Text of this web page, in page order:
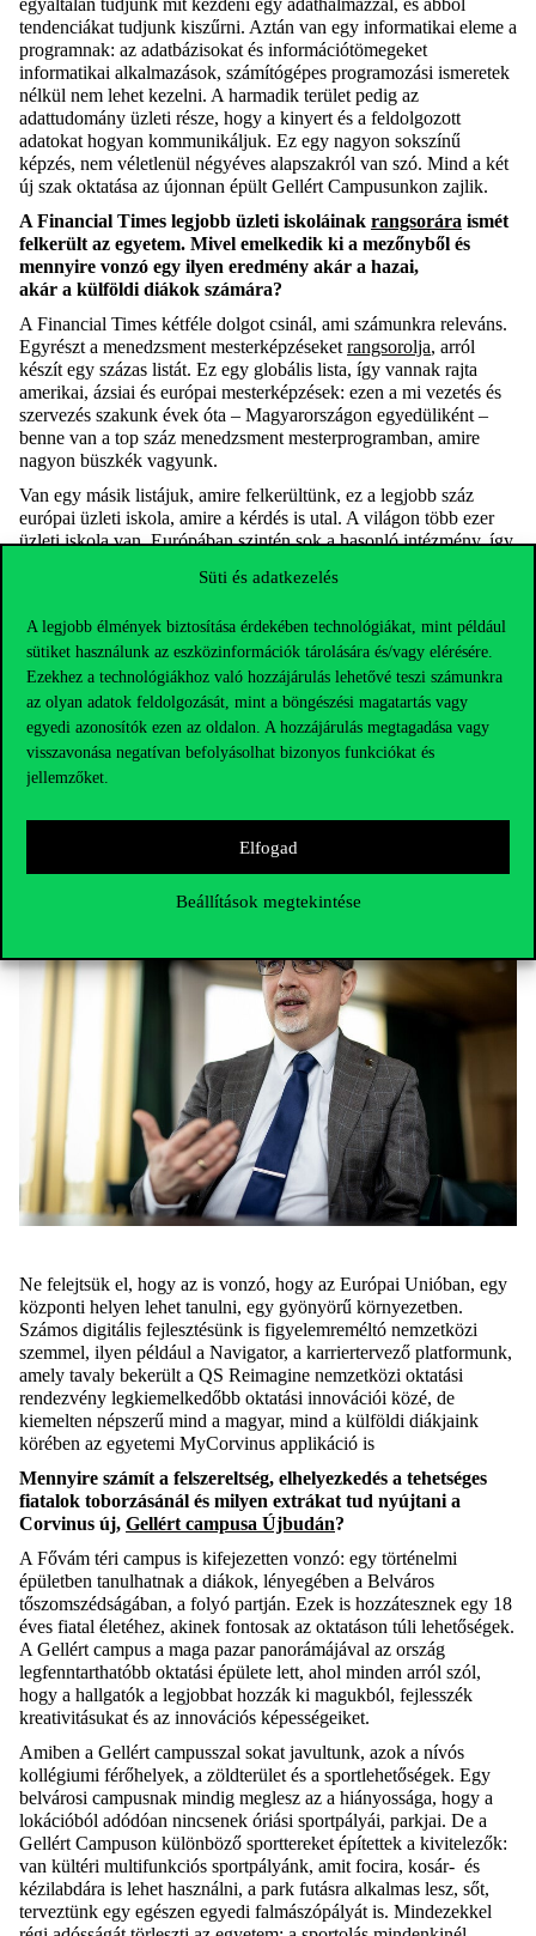
Süti és adatkezelés
A legjobb élmények biztosítása érdekében technológiákat, mint például
sütiket használunk az eszközinformációk tárolására és/vagy elérésére.
Ezekhez a technológiákhoz való hozzájárulás lehetővé teszi számunkra
az olyan adatok feldolgozását, mint a böngészési magatartás vagy
egyedi azonosítók ezen az oldalon. A hozzájárulás megtagadása vagy
visszavonása negatívan befolyásolhat bizonyos funkciókat és
jellemzőket.
Elfogad
Beállítások megtekintése
tendenciákat tudjunk kiszűrni. Aztán van egy informatikai eleme a
programnak: az adatbázisokat és információtömegeket
informatikai alkalmazások, számítógépes programozási ismeretek
nélkül nem lehet kezelni. A harmadik terület pedig az
adattudomány üzleti része, hogy a kinyert és a feldolgozott
adatokat hogyan kommunikáljuk. Ez egy nagyon sokszínű
képzés, nem véletlenül négyéves alapszakról van szó. Mind a két
új szak oktatása az újonnan épült Gellért Campusunkon zajlik.
A Financial Times legjobb üzleti iskoláinak rangsorára ismét
felkerült az egyetem. Mivel emelkedik ki a mezőnyből és
mennyire vonzó egy ilyen eredmény akár a hazai,
akár a külföldi diákok számára?
A Financial Times kétféle dolgot csinál, ami számunkra releváns.
Egyrészt a menedzsment mesterképzéseket rangsorolja, arról
készít egy százas listát. Ez egy globális lista, így vannak rajta
amerikai, ázsiai és európai mesterképzések: ezen a mi vezetés és
szervezés szakunk évek óta – Magyarországon egyedüliként –
benne van a top száz menedzsment mesterprogramban, amire
nagyon büszkék vagyunk.
Van egy másik listájuk, amire felkerültünk, ez a legjobb száz
európai üzleti iskola, amire a kérdés is utal. A világon több ezer
üzleti iskola van, Európában szintén sok a hasonló intézmény, így
Corvinuson kívül más felsőoktatási intézmény nem jutott be. Ez
Magyarországon, sőt, talán nem is elsősorban Magyarországon,
hanem külföldön. Erre, egyfajta minőségbiztosításra szolgálnak a
nemzetközi intézményi akkreditációink is, amelyeket magyar
gazdasági felsőoktatási intézményként csak mi szereztünk meg.
Amikor sokan választanak külföldön mesterképzést vagy úgy
általában egy felsőoktatási intézményt, akkor nagyon sokszor
megnézik azt a ranglistát, ami rájuk vonatkozik, és ha ezen elöl
vagyunk vagy legalább benne vagyunk a legjobb képzőhelyek
Ne felejtsük el, hogy az is vonzó, hogy az Európai Unióban, egy
központi helyen lehet tanulni, egy gyönyörű környezetben.
Számos digitális fejlesztésünk is figyelemreméltó nemzetközi
szemmel, ilyen például a Navigator, a karriertervező platformunk,
amely tavaly bekerült a QS Reimagine nemzetközi oktatási
rendezvény legkiemelkedőbb oktatási innovációi közé, de
kiemelten népszerű mind a magyar, mind a külföldi diákjaink
körében az egyetemi MyCorvinus applikáció is
Mennyire számít a felszereltség, elhelyezkedés a tehetséges
fiatalok toborzásánál és milyen extrákat tud nyújtani a
Corvinus új, Gellért campusa Újbudán?
A Fővám téri campus is kifejezetten vonzó: egy történelmi
épületben tanulhatnak a diákok, lényegében a Belváros
tőszomszédságában, a folyó partján. Ezek is hozzátesznek egy 18
éves fiatal életéhez, akinek fontosak az oktatáson túli lehetőségek.
A Gellért campus a maga pazar panorámájával az ország
legfenntarthatóbb oktatási épülete lett, ahol minden arról szól,
hogy a hallgatók a legjobbat hozzák ki magukból, fejlesszék
kreativitásukat és az innovációs képességeiket.
Amiben a Gellért campusszal sokat javultunk, azok a nívós
kollégiumi férőhelyek, a zöldterület és a sportlehetőségek. Egy
belvárosi campusnak mindig meglesz az a hiányossága, hogy a
lokációból adódóan nincsenek óriási sportpályái, parkjai. De a
Gellért Campuson különböző sporttereket építettek a kivitelezők:
van kültéri multifunkciós sportpályánk, amit focira, kosár- és
kézilabdára is lehet használni, a park futásra alkalmas lesz, sőt,
terveztünk egy egészen egyedi falmászópályát is. Mindezekkel